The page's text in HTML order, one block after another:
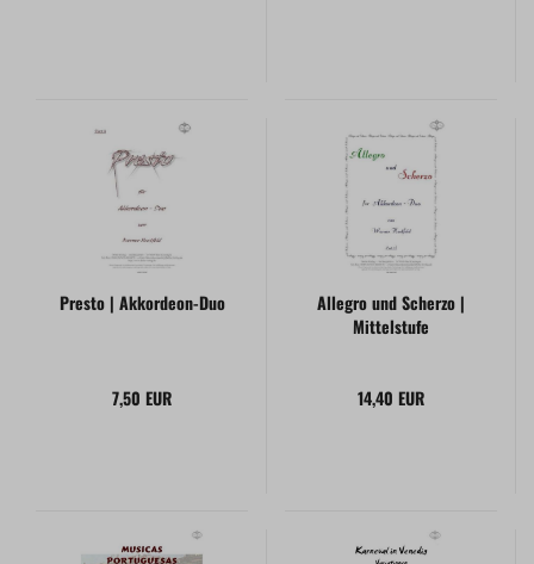
Presto | Akkordeon-Duo
7,50 EUR
Allegro und Scherzo |
Mittelstufe
14,40 EUR